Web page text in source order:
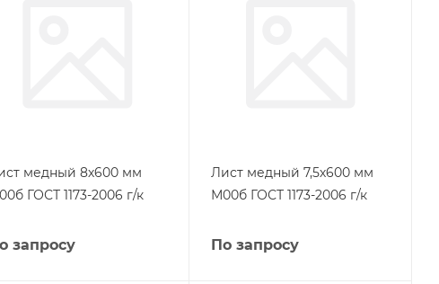
медный 8х600 мм
ГОСТ 1173-2006 г/к
запросу
Лист медный 7,5х600 мм
М00б ГОСТ 1173-2006 г/к
По запросу